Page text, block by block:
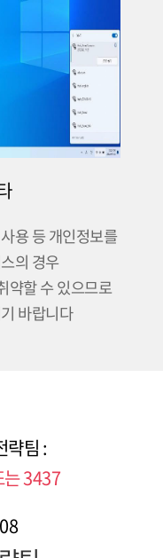
용 등 개인정보를
의 경우
약할 수 있으므로
바랍니다
략팀 :
는 3437